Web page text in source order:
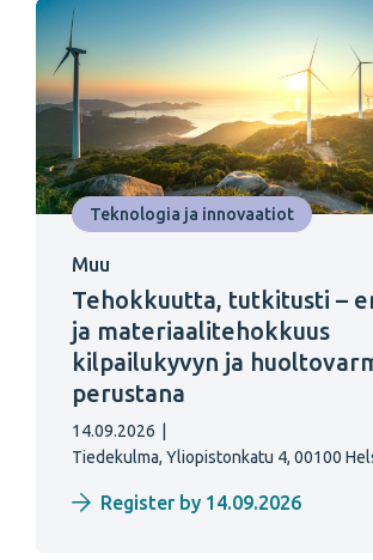
Teknologia ja innovaatiot
Muu
Tehokkuutta, tutkitusti –
ja materiaalitehokkuus
kilpailukyvyn ja
perustana
14.09.2026
Tiedekulma, Yliopistonkatu 4, 00100
Register by 14.09.2026